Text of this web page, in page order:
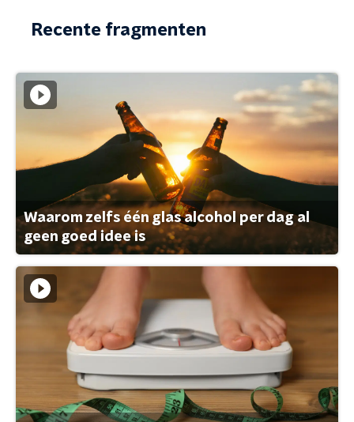
Recente fragmenten
Waarom zelfs één glas alcohol per dag al
geen goed idee is